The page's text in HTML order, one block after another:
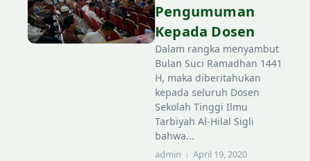
Pengumuman
Kepada Dosen
Dalam rangka menyambut
Bulan Suci Ramadhan 1441
H, maka diberitahukan
kepada seluruh Dosen
Sekolah Tinggi Ilmu
Tarbiyah Al-Hilal Sigli
bahwa...
admin April 19, 2020